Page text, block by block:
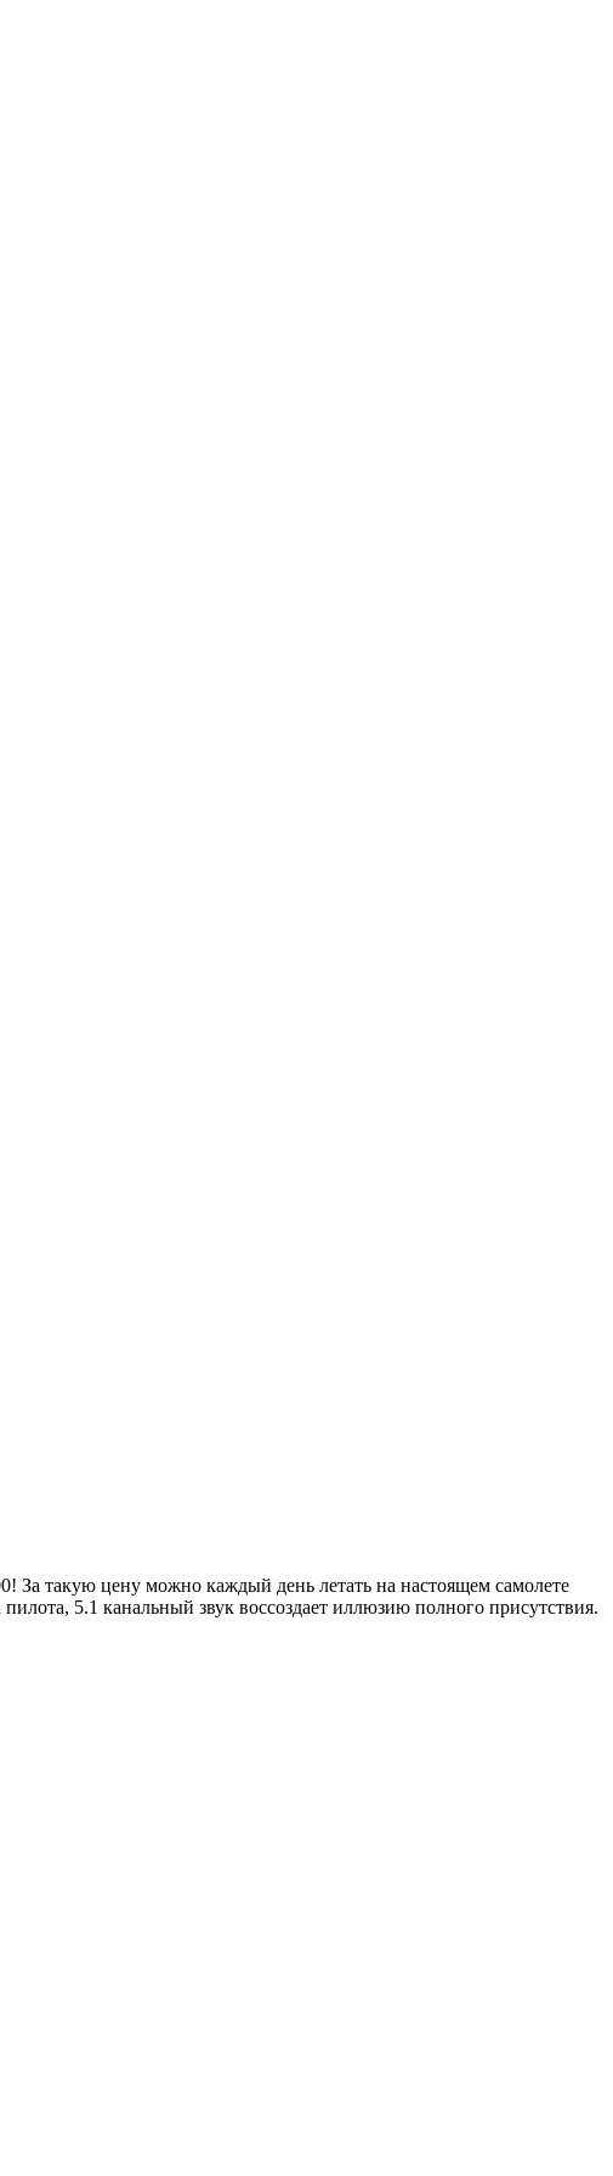
За такую цену можно каждый день летать на настоящем самолете
5.1 канальный звук воссоздает иллюзию полного присутствия.